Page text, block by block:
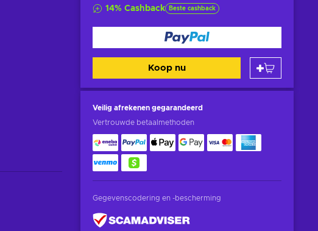
14% Cashback Beste cashback
Koop nu
Veilig afrekenen gegarandeerd
Vertrouwde betaalmethoden
Gegevenscodering en -bescherming